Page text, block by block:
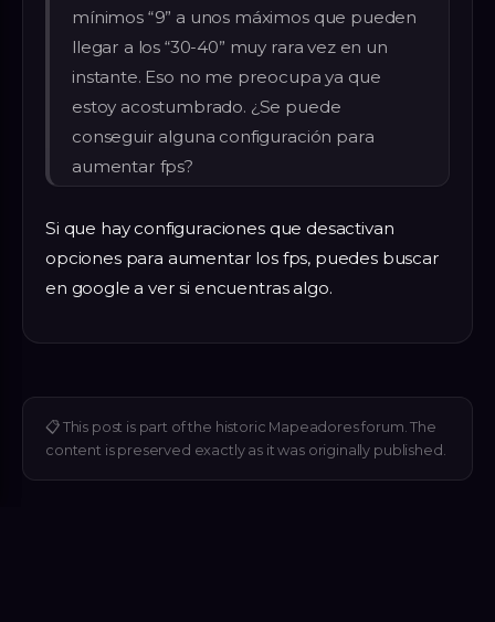
mínimos “9” a unos máximos que pueden
llegar a los “30-40” muy rara vez en un
instante. Eso no me preocupa ya que
estoy acostumbrado. ¿Se puede
conseguir alguna configuración para
aumentar fps?
Si que hay configuraciones que desactivan
opciones para aumentar los fps, puedes buscar
en google a ver si encuentras algo.
📋 This post is part of the historic Mapeadores forum. The
content is preserved exactly as it was originally published.